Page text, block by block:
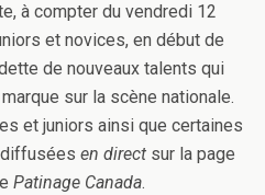
à compter du vendredi 12
et novices, en début de
de nouveaux talents qui
sur la scène nationale.
et juniors ainsi que certaines
en directsur la page
Patinage Canada.